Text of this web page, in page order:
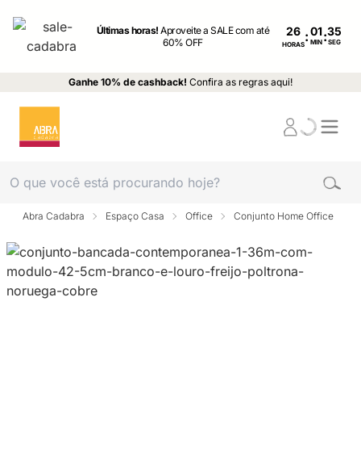
Últimas horas!Aproveite a SALE com até
60% OFF
26
HORAS: MIN : SEG
Ganhe 10% de cashback! Confira as regras aqui!
Abra Cadabra Espaço Casa Office Conjunto Home Office